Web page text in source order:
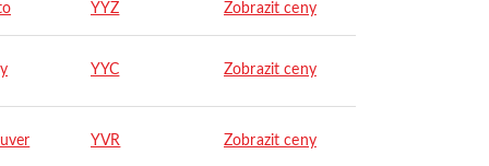
YYZ Zobrazit ceny
YYC Zobrazit ceny
YVR Zobrazit ceny